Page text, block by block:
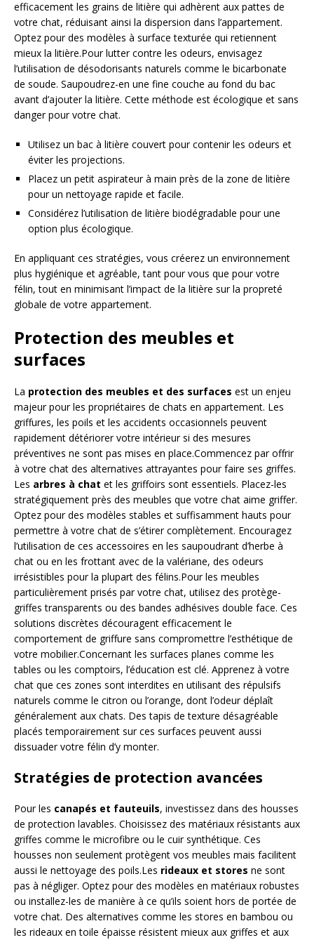
efficacement les grains de litière qui adhèrent aux pattes de
votre chat, réduisant ainsi la dispersion dans l’appartement.
Optez pour des modèles à surface texturée qui retiennent
mieux la litière.Pour lutter contre les odeurs, envisagez
l’utilisation de désodorisants naturels comme le bicarbonate
de soude. Saupoudrez-en une fine couche au fond du bac
avant d’ajouter la litière. Cette méthode est écologique et sans
danger pour votre chat.
Utilisez un bac à litière couvert pour contenir les odeurs et
éviter les projections.
Placez un petit aspirateur à main près de la zone de litière
pour un nettoyage rapide et facile.
Considérez l’utilisation de litière biodégradable pour une
option plus écologique.
En appliquant ces stratégies, vous créerez un environnement
plus hygiénique et agréable, tant pour vous que pour votre
félin, tout en minimisant l’impact de la litière sur la propreté
globale de votre appartement.
Protection des meubles et
surfaces
La protection des meubles et des surfaces est un enjeu
majeur pour les propriétaires de chats en appartement. Les
griffures, les poils et les accidents occasionnels peuvent
rapidement détériorer votre intérieur si des mesures
préventives ne sont pas mises en place.Commencez par offrir
à votre chat des alternatives attrayantes pour faire ses griffes.
Les arbres à chat et les griffoirs sont essentiels. Placez-les
stratégiquement près des meubles que votre chat aime griffer.
Optez pour des modèles stables et suffisamment hauts pour
permettre à votre chat de s’étirer complètement. Encouragez
l’utilisation de ces accessoires en les saupoudrant d’herbe à
chat ou en les frottant avec de la valériane, des odeurs
irrésistibles pour la plupart des félins.Pour les meubles
particulièrement prisés par votre chat, utilisez des protège-
griffes transparents ou des bandes adhésives double face. Ces
solutions discrètes découragent efficacement le
comportement de griffure sans compromettre l’esthétique de
votre mobilier.Concernant les surfaces planes comme les
tables ou les comptoirs, l’éducation est clé. Apprenez à votre
chat que ces zones sont interdites en utilisant des répulsifs
naturels comme le citron ou l’orange, dont l’odeur déplaît
généralement aux chats. Des tapis de texture désagréable
placés temporairement sur ces surfaces peuvent aussi
dissuader votre félin d’y monter.
Stratégies de protection avancées
Pour les canapés et fauteuils, investissez dans des housses
de protection lavables. Choisissez des matériaux résistants aux
griffes comme le microfibre ou le cuir synthétique. Ces
housses non seulement protègent vos meubles mais facilitent
aussi le nettoyage des poils.Les rideaux et stores ne sont
pas à négliger. Optez pour des modèles en matériaux robustes
ou installez-les de manière à ce qu’ils soient hors de portée de
votre chat. Des alternatives comme les stores en bambou ou
les rideaux en toile épaisse résistent mieux aux griffes et aux